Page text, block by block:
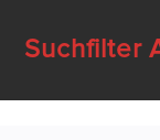
Suchfilter